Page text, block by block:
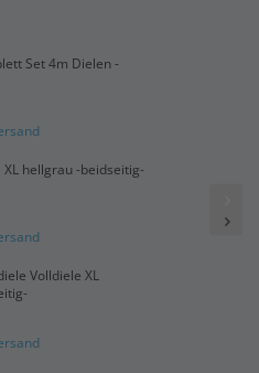
Set 4m Dielen -
hellgrau -beidseitig-
Volldiele XL